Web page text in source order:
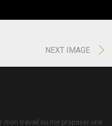
NEXT IMAGE
mon travail ou me proposer une